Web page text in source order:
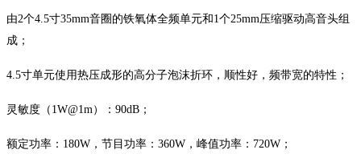
由2个4.5寸35mm音圈的铁氧体全频单元和1个25mm压缩驱动高音头组
成；
4.5寸单元使用热压成形的高分子泡沫折环，顺性好，频带宽的特性；
灵敏度 （ 1W@1m） ： 90dB；
额定功率： 180W，节目功率：360W，峰值功率：720W；